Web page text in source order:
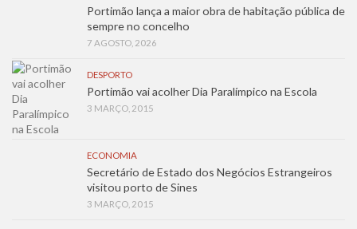
Portimão lança a maior obra de habitação pública de
sempre no concelho
7 AGOSTO, 2026
DESPORTO
Portimão vai acolher Dia Paralímpico na Escola
3 MARÇO, 2015
ECONOMIA
Secretário de Estado dos Negócios Estrangeiros
visitou porto de Sines
3 MARÇO, 2015